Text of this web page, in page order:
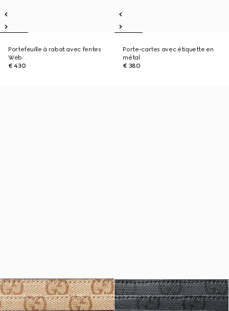
Portefeuille à rabat avec fentes
Web
€ 430
Porte-cartes avec étiquette en
métal
€ 380